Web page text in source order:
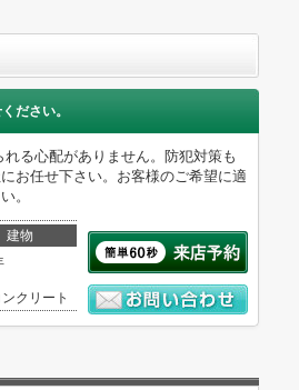
ださい。
る心配がありません。防犯対策も
お任せ下さい。お客様のご希望に適
。
建物
クリート